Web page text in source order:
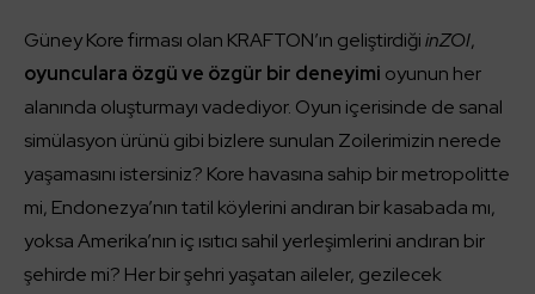
Güney Kore firması olan KRAFTON’ın geliştirdiğiinZOI,
oyunculara özgü ve özgür bir deneyimi oyunun her
alanında oluşturmayı vadediyor. Oyun içerisinde de sanal
simülasyon ürünü gibi bizlere sunulan Zoilerimizin nerede
yaşamasını istersiniz? Kore havasına sahip bir metropolitte
mi, Endonezya’nın tatil köylerini andıran bir kasabada mı,
yoksa Amerika’nın iç ısıtıcı sahil yerleşimlerini andıran bir
şehirde mi? Her bir şehri yaşatan aileler, gezilecek